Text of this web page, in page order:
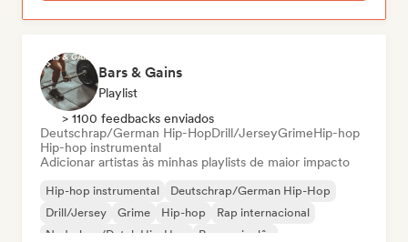
Bars & Gains
Playlist
> 1100 feedbacks enviados
Deutschrap/German Hip-HopDrill/JerseyGrimeHip-hop
Hip-hop instrumental
Adicionar artistas às minhas playlists de maior impacto
Hip-hop instrumental
Deutschrap/German Hip-Hop
Drill/Jersey
Grime Hip-hop
Rap internacional
Nederhop/Dutch Hip-Hop
Rap em inglês